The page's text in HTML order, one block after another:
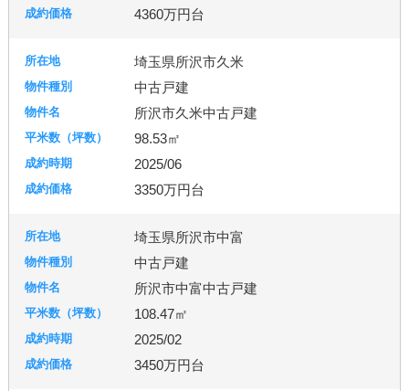
4360万円台
埼玉県所沢市久米
中古戸建
所沢市久米中古戸建
98.53㎡
2025/06
3350万円台
埼玉県所沢市中富
中古戸建
所沢市中富中古戸建
108.47㎡
2025/02
3450万円台